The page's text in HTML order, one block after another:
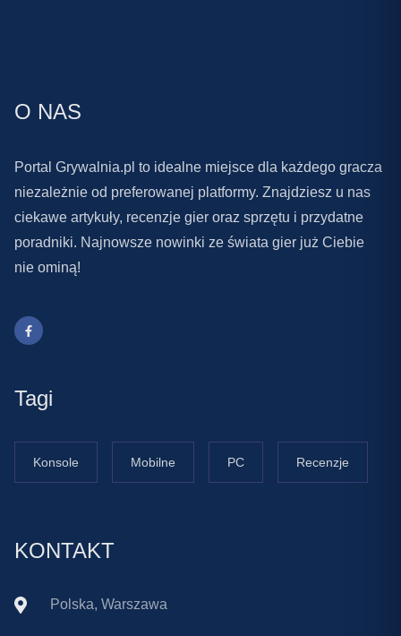
O NAS
Portal Grywalnia.pl to idealne miejsce dla każdego gracza
niezależnie od preferowanej platformy. Znajdziesz u nas
ciekawe artykuły, recenzje gier oraz sprzętu i przydatne
poradniki. Najnowsze nowinki ze świata gier już Ciebie
nie ominą!
Tagi
Konsole Mobilne PC Recenzje
KONTAKT
Polska, Warszawa